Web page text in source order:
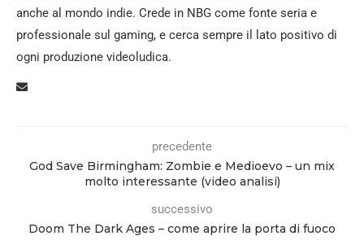
anche al mondo indie. Crede in NBG come fonte seria e
professionale sul gaming, e cerca sempre il lato positivo di
ogni produzione videoludica.
precedente
God Save Birmingham: Zombie e Medioevo – un mix
molto interessante (video analisi)
successivo
Doom The Dark Ages – come aprire la porta di fuoco